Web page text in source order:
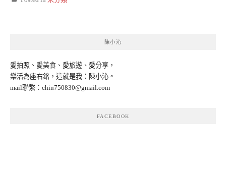
陳小沁
愛拍照、愛美食、愛旅遊、愛分享，
樂活為座右銘，這就是我：陳小沁。
mail聯繫： chin750830@gmail.com
FACEBOOK